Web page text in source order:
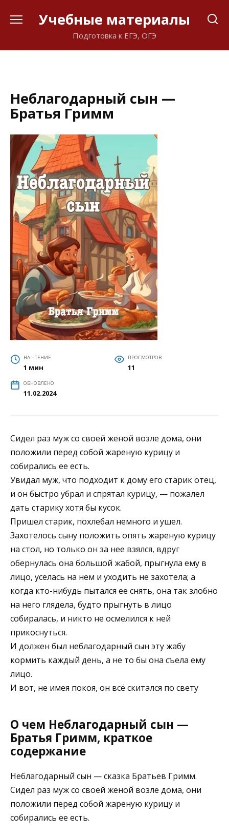
Учебные материалы
Подготовка к ЕГЭ, ОГЭ
Неблагодарный сын —
Братья Гримм
НА ЧТЕНИЕ
1 мин
ПРОСМОТРОВ
11
ОБНОВЛЕНО
11.02.2024
Сидел раз муж со своей женой возле дома, они
положили перед собой жареную курицу и
собирались ее есть.
Увидал муж, что подходит к дому его старик отец,
и он быстро убрал и спрятал курицу, — пожалел
дать старику хотя бы кусок.
Пришел старик, похлебал немного и ушел.
Захотелось сыну положить опять жареную курицу
на стол, но только он за нее взялся, вдруг
обернулась она большой жабой, прыгнула ему в
лицо, уселась на нем и уходить не захотела; а
когда кто-нибудь пытался ее снять, она так злобно
на него глядела, будто прыгнуть в лицо
собиралась, и никто не осмелился к ней
прикоснуться.
И должен был неблагодарный сын эту жабу
кормить каждый день, а не то бы она съела ему
лицо.
И вот, не имея покоя, он всё скитался по свету
О чем Неблагодарный сын —
Братья Гримм, краткое
содержание
Неблагодарный сын — сказка Братьев Гримм.
Сидел раз муж со своей женой возле дома, они
положили перед собой жареную курицу и
собирались ее есть.